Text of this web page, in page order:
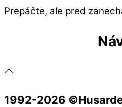
Prepáčte, ale pred
1992-2026